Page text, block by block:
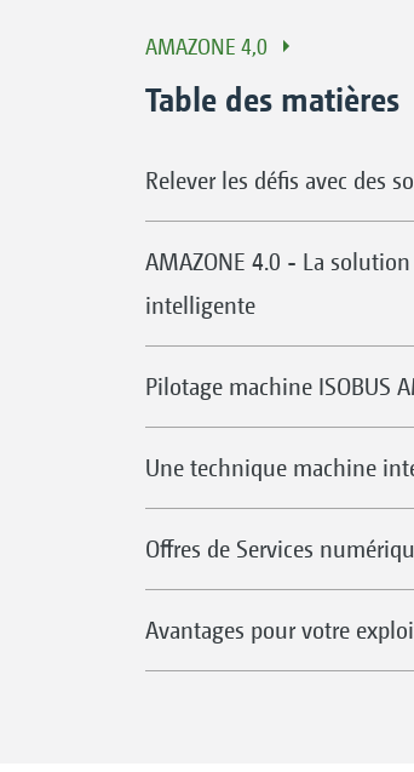
AMAZONE 4,0
Table des matières
Relever les défis avec des
AMAZONE 4.0 - La
intelligente
Pilotage machine ISOBUS
Une technique machine
Offres de Services
Avantages pour votre